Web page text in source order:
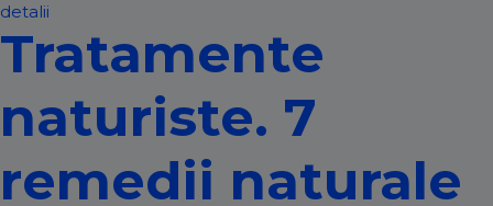
detalii
Tratamente
naturiste. 7
remedii naturale